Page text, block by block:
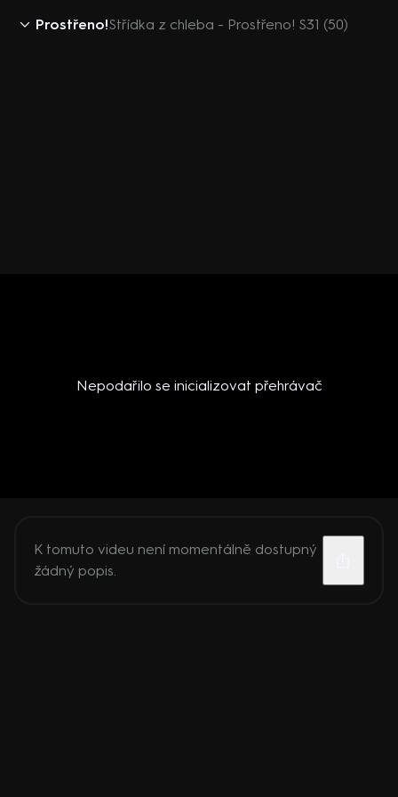
Prostřeno!Střídka z chleba - Prostřeno! S31 (50)
Nepodařilo se inicializovat přehrávač
K tomuto videu není momentálně dostupný
žádný popis.